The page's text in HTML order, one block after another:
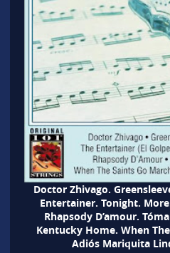
Doctor Zhivago.
Entertainer. Tonight.
Rhapsody D’amour.
Kentucky Home. When
Adiós Mariquita